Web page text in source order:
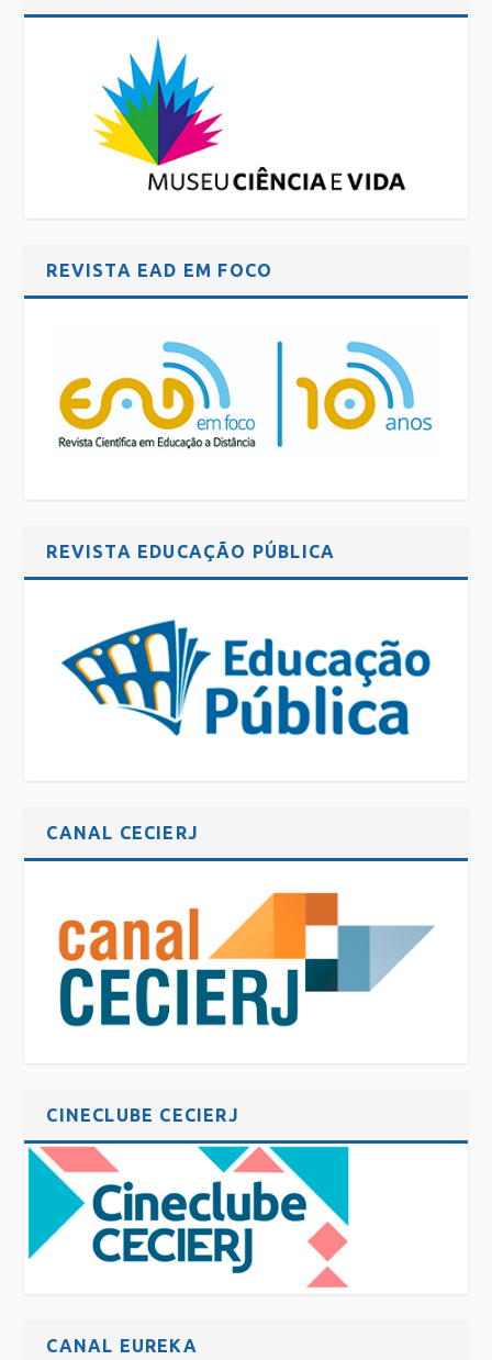
REVISTA EAD EM FOCO
REVISTA EDUCAÇÃO PÚBLICA
CANAL CECIERJ
CINECLUBE CECIERJ
CANAL EUREKA